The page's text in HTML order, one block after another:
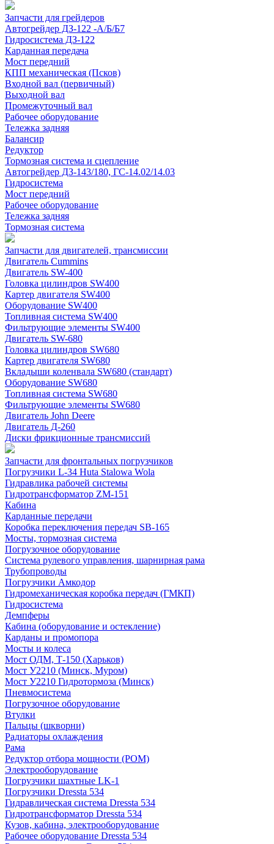
Запчасти для грейдеров
Автогрейдер ДЗ-122 -А/Б/Б7
Гидросистема ДЗ-122
Карданная передача
Мост передний
КПП механическая (Псков)
Входной вал (первичный)
Выходной вал
Промежуточный вал
Рабочее оборудование
Тележка задняя
Балансир
Редуктор
Тормозная система и сцепление
Автогрейдер ДЗ-143/180, ГС-14.02/14.03
Гидросистема
Мост передний
Рабочее оборудование
Тележка задняя
Тормозная система
Запчасти для двигателей, трансмиссии
Двигатель Cummins
Двигатель SW-400
Головка цилиндров SW400
Картер двигателя SW400
Оборудование SW400
Топливная система SW400
Фильтрующие элементы SW400
Двигатель SW-680
Головка цилиндров SW680
Картер двигателя SW680
Вкладыши коленвала SW680 (стандарт)
Оборудование SW680
Топливная система SW680
Фильтрующие элементы SW680
Двигатель John Deere
Двигатель Д-260
Диски фрикционные трансмиссий
Запчасти для фронтальных погрузчиков
Погрузчики L-34 Huta Stalowa Wola
Гидравлика рабочей системы
Гидротрансформатор ZM-151
Кабина
Карданные передачи
Коробка переключения передач SB-165
Мосты, тормозная система
Погрузочное оборудование
Система рулевого управления, шарнирная рама
Трубопроводы
Погрузчики Амкодор
Гидромеханическая коробка передач (ГМКП)
Гидросистема
Демпферы
Кабина (оборудование и остекление)
Карданы и промопора
Мосты и колеса
Мост ОДМ, Т-150 (Харьков)
Мост У2210 (Минск, Муром)
Мост У2210 Гидротормоза (Минск)
Пневмосистема
Погрузочное оборудование
Втулки
Пальцы (шкворни)
Радиаторы охлаждения
Рама
Редуктор отбора мощности (РОМ)
Электрооборудование
Погрузчики шахтные LK-1
Погрузчики Dressta 534
Гидравлическая система Dressta 534
Гидротрансформатор Dressta 534
Кузов, кабина, электрооборудование
Рабочее оборудование Dressta 534